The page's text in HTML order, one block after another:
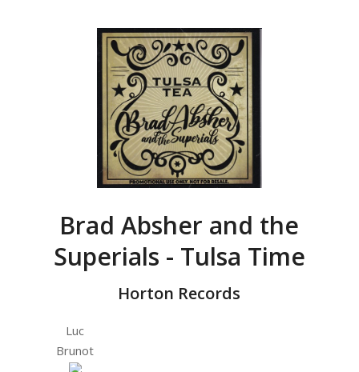
Brad Absher and the
Superials - Tulsa Time
Horton Records
Luc
Brunot